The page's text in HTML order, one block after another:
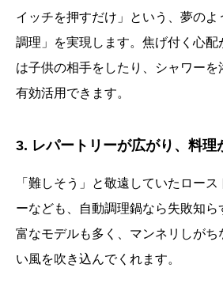
イッチを押すだけ」という、夢のよ
調理」を実現します。焦げ付く心配
は子供の相手をしたり、シャワーを
有効活用できます。
3. レパートリーが広がり、料理
「難しそう」と敬遠していたロー
ーなども、自動調理鍋なら失敗知ら
富なモデルも多く、マンネリしがち
い風を吹き込んでくれます。